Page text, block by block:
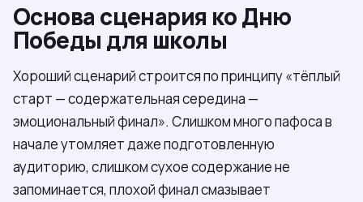
Основа сценария ко Дню
Победы для школы
Хороший сценарий строится по принципу «тёплый
старт — содержательная середина —
эмоциональный финал». Слишком много пафоса в
начале утомляет даже подготовленную
аудиторию, слишком сухое содержание не
запоминается, плохой финал смазывает